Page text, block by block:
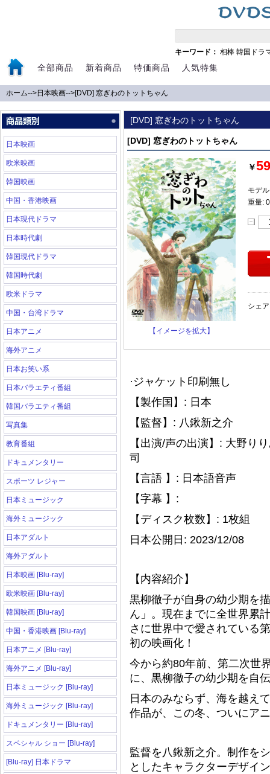
キーワード： 相棒 韓国ドラ
全部商品 新着商品 特価商品 人気特集
ホーム-->日本映画-->[DVD] 窓ぎわのトットちゃん
日本映画
欧米映画
韓国映画
中国・香港映画
日本現代ドラマ
日本時代劇
韓国現代ドラマ
韓国時代劇
欧米ドラマ
中国・台湾ドラマ
日本アニメ
海外アニメ
日本お笑い系
日本バラエティ番組
韓国バラエティ番組
写真集
教育番組
ドキュメンタリー
スポーツ レジャー
日本ミュージック
海外ミュージック
日本アダルト
海外アダルト
日本映画 [Blu-ray]
欧米映画 [Blu-ray]
韓国映画 [Blu-ray]
中国・香港映画 [Blu-ray]
日本アニメ [Blu-ray]
海外アニメ [Blu-ray]
日本ミュージック [Blu-ray]
海外ミュージック [Blu-ray]
ドキュメンタリー [Blu-ray]
スペシャル ショー [Blu-ray]
[Blu-ray] 日本ドラマ
[DVD] 窓ぎわのトットちゃん
[DVD] 窓ぎわのトットちゃん
【イメージを拡大】
￥
モデ
重量:
シェ
·ジャケット印刷無し
【製作国】: 日本
【監督】: 八鍬新之介
【出演/声の出演】: 大野り
司
【言語 】: 日本語音声
【字幕 】:
【ディスク枚数】: 1枚組
日本公開日: 2023/12/08
【内容紹介】
黒柳徹子が自身の幼少期を
ん」。現在までに全世界累
さに世界中で愛されている
初の映画化！
今から約80年前、第二次世
に、黒柳徹子の幼少期を自
日本のみならず、海を越え
作品が、この冬、ついにア
監督を八鍬新之介。制作を
としたキャラクターデザイ